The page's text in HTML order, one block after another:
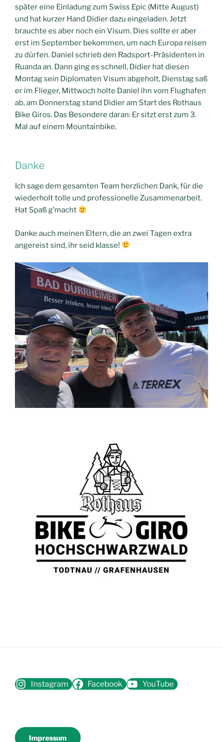
später eine Einladung zum Swiss Epic (Mitte August)
und hat kurzer Hand Didier dazu eingeladen. Jetzt
brauchte es aber noch ein Visum. Dies sollte er aber
erst im September bekommen, um nach Europa reisen
zu dürfen. Daniel schrieb den Radsport-Präsidenten in
Ruanda an. Dann ging es schnell, Didier hat diesen
Montag sein Diplomaten Visum abgeholt, Dienstag saß
er im Flieger, Mittwoch holte Daniel ihn vom Flughafen
ab, am Donnerstag stand Didier am Start des Rothaus
Bike Giros. Das Besondere daran: Er sitzt erst zum 3.
Mal auf einem Mountainbike.
Danke
Ich sage dem gesamten Team herzlichen Dank, für die
wiederholt tolle und professionelle Zusammenarbeit.
Hat Spaß g’macht
Danke auch meinen Eltern, die an zwei Tagen extra
angereist sind, ihr seid klasse!
Instagram Facebook YouTube
Impressum